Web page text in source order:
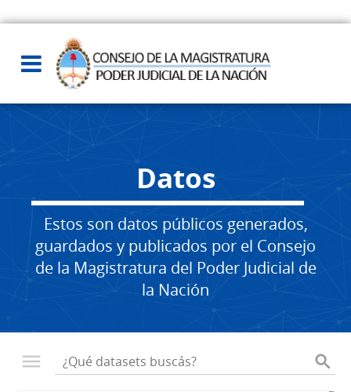
Datos
Estos son datos públicos generados,
guardados y publicados por el Consejo
de la Magistratura del Poder Judicial de
la Nación